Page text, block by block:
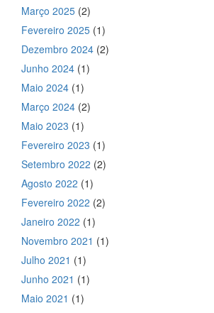
Março 2025 (2)
Fevereiro 2025 (1)
Dezembro 2024 (2)
Junho 2024 (1)
Maio 2024 (1)
Março 2024 (2)
Maio 2023 (1)
Fevereiro 2023 (1)
Setembro 2022 (2)
Agosto 2022 (1)
Fevereiro 2022 (2)
Janeiro 2022 (1)
Novembro 2021 (1)
Julho 2021 (1)
Junho 2021 (1)
Maio 2021 (1)